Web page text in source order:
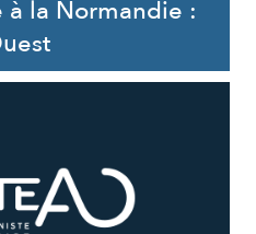
à la Normandie :